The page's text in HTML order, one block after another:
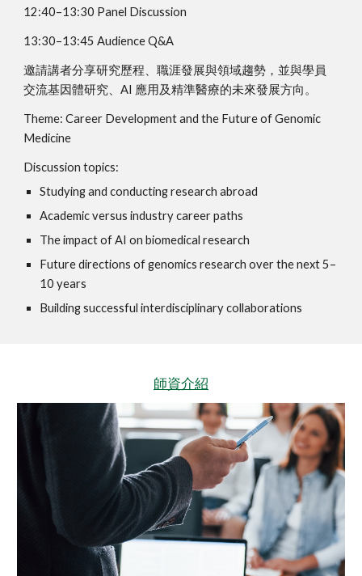
12:40–13:30 Panel Discussion
13:30–13:45 Audience Q&A
邀請講者分享研究歷程、職涯發展與領域趨勢，並與學員
交流基因體研究、AI 應用及精準醫療的未來發展方向。
Theme: Career Development and the Future of Genomic
Medicine
Discussion topics:
Studying and conducting research abroad
Academic versus industry career paths
The impact of AI on biomedical research
Future directions of genomics research over the next 5–
10 years
Building successful interdisciplinary collaborations
師資介紹